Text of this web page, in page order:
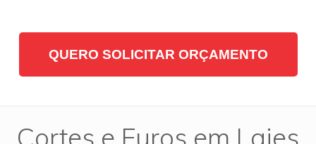
QUERO SOLICITAR ORÇAMENTO
Cortes e Furos em Lajes